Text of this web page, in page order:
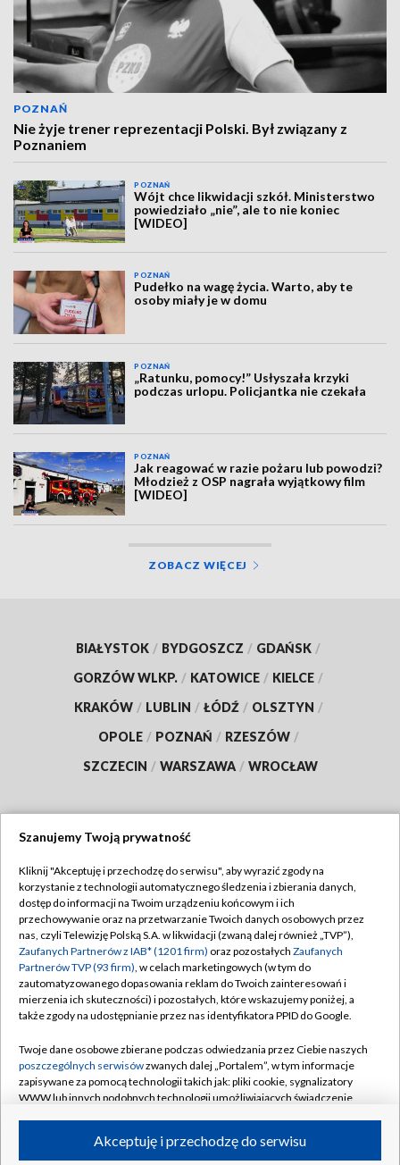
POZNAŃ
Nie żyje trener reprezentacji Polski. Był związany z
Poznaniem
POZNAŃ
Wójt chce likwidacji szkół. Ministerstwo
powiedziało „nie”, ale to nie koniec
[WIDEO]
POZNAŃ
Pudełko na wagę życia. Warto, aby te
osoby miały je w domu
POZNAŃ
„Ratunku, pomocy!” Usłyszała krzyki
podczas urlopu. Policjantka nie czekała
POZNAŃ
Jak reagować w razie pożaru lub powodzi?
Młodzież z OSP nagrała wyjątkowy film
[WIDEO]
ZOBACZ WIĘCEJ
BIAŁYSTOK / BYDGOSZCZ / GDAŃSK /
GORZÓW WLKP. / KATOWICE / KIELCE /
KRAKÓW / LUBLIN / ŁÓDŹ / OLSZTYN /
OPOLE / POZNAŃ / RZESZÓW /
SZCZECIN / WARSZAWA / WROCŁAW
TVP
Abonament TVP
Emisja w TVP
Centrum informacji TVP
Naziemna Telewizja Cyfrowa
Rada Programowa
System NOS
Informacje o nadawcy
Program dla prasy
Regulamin TVP
Polityka prywatności
Moje zgody
Pomoc
Kontakt
Kanały
Szanujemy Twoją prywatność
Kliknij "Akceptuję i przechodzę do serwisu", aby wyrazić zgody na
korzystanie z technologii automatycznego śledzenia i zbierania danych,
dostęp do informacji na Twoim urządzeniu końcowym i ich
przechowywanie oraz na przetwarzanie Twoich danych osobowych przez
nas, czyli Telewizję Polską S.A. w likwidacji (zwaną dalej również „TVP”),
Zaufanych Partnerów z IAB* (1201 firm) oraz pozostałych Zaufanych
Partnerów TVP (93 firm), w celach marketingowych (w tym do
zautomatyzowanego dopasowania reklam do Twoich zainteresowań i
mierzenia ich skuteczności) i pozostałych, które wskazujemy poniżej, a
także zgody na udostępnianie przez nas identyfikatora PPID do Google.
Twoje dane osobowe zbierane podczas odwiedzania przez Ciebie naszych
poszczególnych serwisówzwanych dalej „Portalem”, w tym informacje
zapisywane za pomocą technologii takich jak: pliki cookie, sygnalizatory
WWW lub innych podobnych technologii umożliwiających świadczenie
ruchu w Internecie.Akceptuję i przechodzę do serwisu